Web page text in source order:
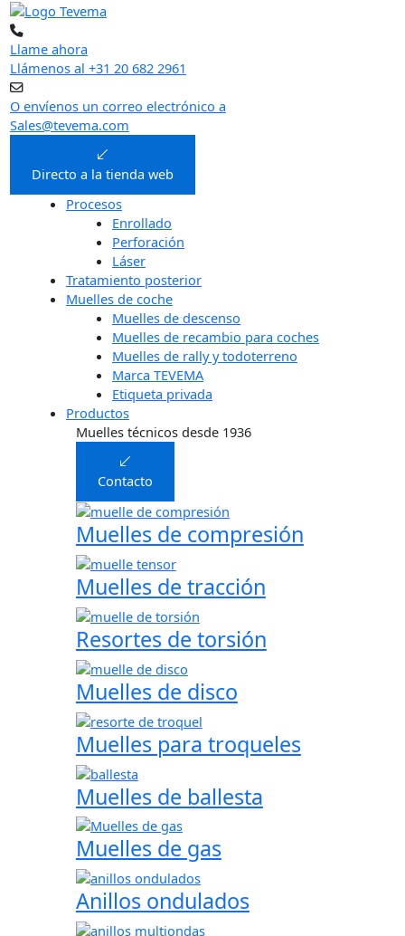
contenido
Llame ahora
Llámenos al +31 20 682 2961
O envíenos un correo electrónico a
Sales@tevema.com
Directo a la tienda web
Procesos
Enrollado
Perforación
Láser
Tratamiento posterior
Muelles de coche
Muelles de descenso
Muelles de recambio para coches
Muelles de rally y todoterreno
Marca TEVEMA
Etiqueta privada
Productos
Muelles técnicos desde 1936
Contacto
Muelles de compresión
Muelles de tracción
Resortes de torsión
Muelles de disco
Muelles para troqueles
Muelles de ballesta
Muelles de gas
Anillos ondulados